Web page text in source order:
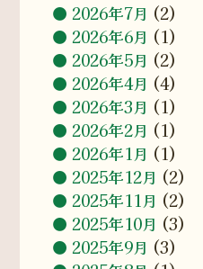
2026年7月 (2)
2026年6月 (1)
2026年5月 (2)
2026年4月 (4)
2026年3月 (1)
2026年2月 (1)
2026年1月 (1)
2025年12月 (2)
2025年11月 (2)
2025年10月 (3)
2025年9月 (3)